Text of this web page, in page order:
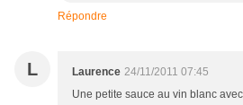
Répondre
L Laurence 24/11/2011 07:45
Une petite sauce au vin blanc